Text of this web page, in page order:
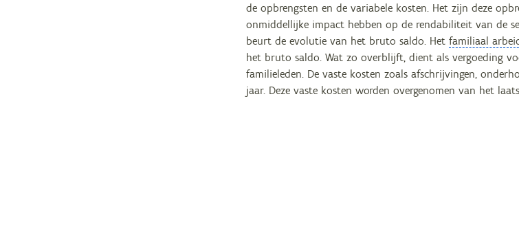
de opbrengsten en de variabele kosten. Het zijn deze
onmiddellijke impact hebben op de rendabiliteit van de
beurt de evolutie van het bruto saldo. Hetfamiliaal
het bruto saldo. Wat zo overblijft, dient als vergoeding
familieleden. De vaste kosten zoals afschrijvingen,
jaar. Deze vaste kosten worden overgenomen van het